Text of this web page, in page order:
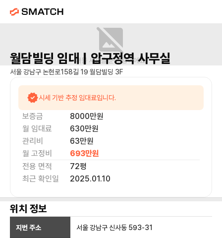
매물 사진을 준비 중이에요.
월담빌딩 임대 | 압구정역사무실
서울 강남구 논현로158길 19 월담빌딩 3F
시세 기반 추정 임대료입니다.
보증금 8000만원
월 임대료
630만원
관리비
63만원
월 고정비
693만원
전용 면적
72평
최근 확인일
2025.01.10
위치 정보
지번 주소 서울 강남구 신사동 593-31